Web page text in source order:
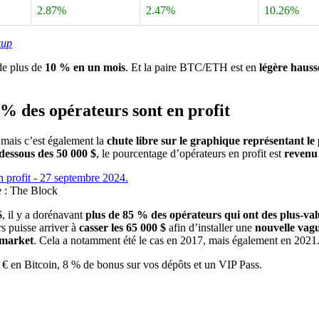
2.87% 2.47% 10.26%
plus de 10 % en un mois. Et la paire BTC/ETH est en légère
des opérateurs sont en profit
c’est également la chute libre sur le graphique représentant
des 50 000 $, le pourcentage d’opérateurs en profit est
: The Block
, il y a dorénavant plus de 85 % des opérateurs qui ont des plus-
puisse arriver à casser les 65 000 $ afin d’installer une nouvelle
. Cela a notamment été le cas en 2017, mais également en 2021.
en Bitcoin, 8 % de bonus sur vos dépôts et un VIP Pass.